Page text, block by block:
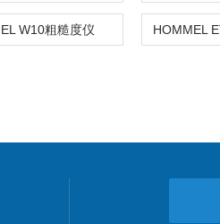
W10粗糙度仪